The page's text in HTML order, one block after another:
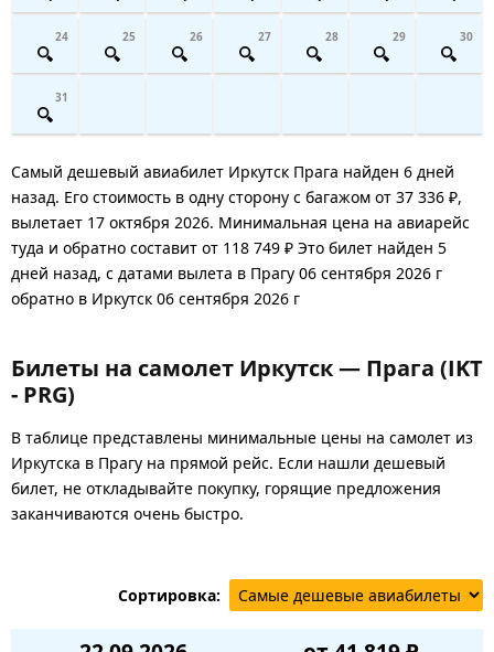
24 25 26 27 28 29 30
31
Самый дешевый авиабилет Иркутск Прага найден 6 дней
назад. Его стоимость в одну сторону с багажом от 37 336 ₽,
вылетает 17 октября 2026. Минимальная цена на авиарейс
туда и обратно составит от 118 749 ₽ Это билет найден 5
дней назад, с датами вылета в Прагу 06 сентября 2026 г
обратно в Иркутск 06 сентября 2026 г
Билеты на самолет Иркутск — Прага (IKT
- PRG)
В таблице представлены минимальные цены на самолет из
Иркутска в Прагу на прямой рейс. Если нашли дешевый
билет, не откладывайте покупку, горящие предложения
заканчиваются очень быстро.
Сортировка: